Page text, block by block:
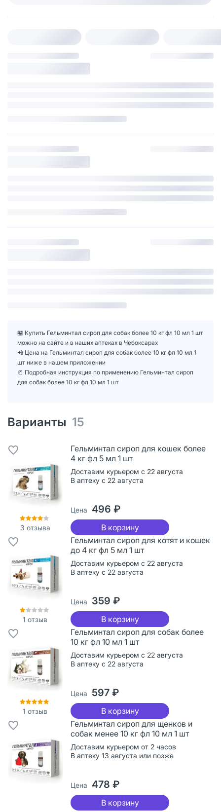
🏪 Купить Гельминтал сироп для собак более 10 кг фл 10 мл 1 шт
можно на сайте и в наших аптеках в Чебоксарах
📲 Цена на Гельминтал сироп для собак более 10 кг фл 10 мл 1
шт ниже в нашем приложении
📒 Подробная инструкция по применению Гельминтал сироп
для собак более 10 кг фл 10 мл 1 шт
Варианты 15
3 отзыва
Гельминтал сироп для кошек более
4 кг фл 5 мл 1 шт
Доставим курьером с 22 августа
В аптеку с 22 августа
Цена 496 ₽
В корзину
1 отзыв
Гельминтал сироп для котят и кошек
до 4 кг фл 5 мл 1 шт
Доставим курьером с 22 августа
В аптеку с 22 августа
Цена 359 ₽
В корзину
1 отзыв
Гельминтал сироп для собак более
10 кг фл 10 мл 1 шт
Доставим курьером с 22 августа
В аптеку с 22 августа
Цена 597 ₽
В корзину
Гельминтал сироп для щенков и
собак менее 10 кг фл 10 мл 1 шт
Доставим курьером от 2 часов
В аптеку 13 августа или позже
Цена 478 ₽
В корзину